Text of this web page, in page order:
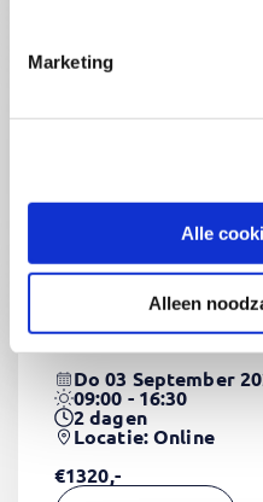
Marketing
Alle
Alleen
2.5dagen
CSS
Do 03 September
09:00 - 16:30
2dagen
Locatie: Online
€1320,-